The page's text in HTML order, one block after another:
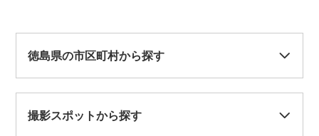
徳島県の市区町村から探す
撮影スポットから探す